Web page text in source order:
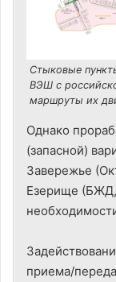
Стыковые
ВЭШ с
маршруты их
Однако
(запасной)
Завережье
Езерище (БЖД,
приема/